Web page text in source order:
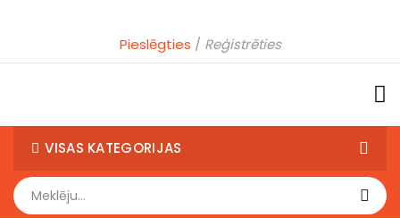
Pieslēgties Reģistrēties
VISAS KATEGORIJAS